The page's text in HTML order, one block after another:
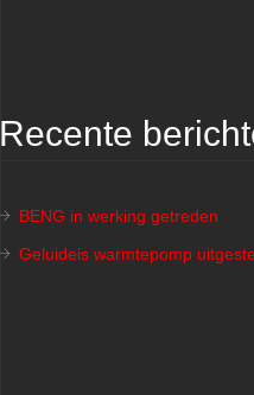
Recente
BENG in werking getreden
Geluideis warmtepomp